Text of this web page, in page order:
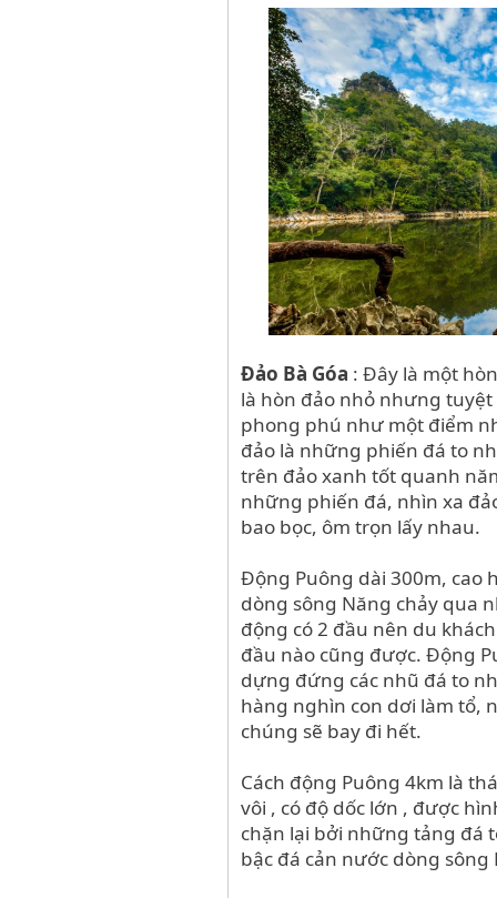
Đảo Bà Góa : Đây là một
là hòn đảo nhỏ nhưng
phong phú như một điểm
đảo là những phiến đá to
trên đảo xanh tốt quanh
những phiến đá, nhìn xa
bao bọc, ôm trọn lấy nhau.
Động Puông dài 300m, cao
dòng sông Năng chảy qua
động có 2 đầu nên du
đầu nào cũng được. Động
dựng đứng các nhũ đá to
hàng nghìn con dơi làm tổ,
chúng sẽ bay đi hết.
Cách động Puông 4km là
vôi , có độ dốc lớn , được
chặn lại bởi những tảng đá
bậc đá cản nước dòng